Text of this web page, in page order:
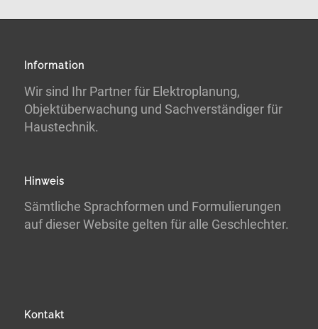
Information
Wir sind Ihr Partner für Elektroplanung,
Objektüberwachung und Sachverständiger für
Haustechnik.
Hinweis
Sämtliche Sprachformen und Formulierungen
auf dieser Website gelten für alle Geschlechter.
Kontakt